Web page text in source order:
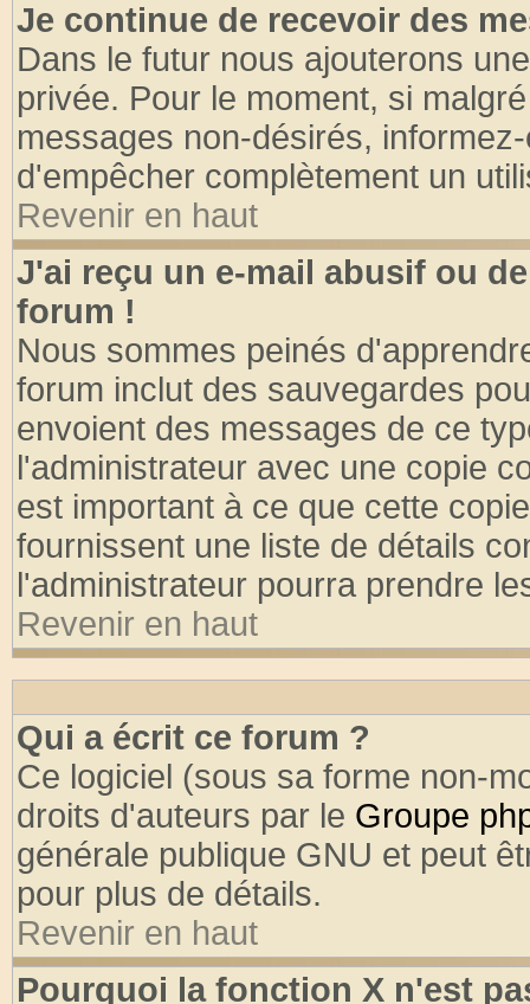
Je continue de recevoir des
Dans le futur nous ajouterons
privée. Pour le moment, si
messages non-désirés,
d'empêcher complètement un
Revenir en haut
J'ai reçu un e-mail abusif ou
forum !
Nous sommes peinés
forum inclut des sauvegardes
envoient des messages de ce
l'administrateur avec une copie
est important à ce que cette
fournissent une liste de détails
l'administrateur pourra prendre
Revenir en haut
Qui a écrit ce forum ?
Ce logiciel (sous sa forme non-
droits d'auteurs par le Groupe
générale publique GNU et peut
pour plus de détails.
Revenir en haut
Pourquoi la fonction X n'est